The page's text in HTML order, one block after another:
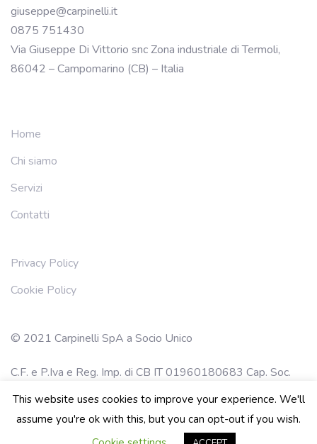
giuseppe@carpinelli.it
0875 751430
Via Giuseppe Di Vittorio snc Zona industriale di Termoli,
86042 – Campomarino (CB) – Italia
Home
Chi siamo
Servizi
Contatti
Privacy Policy
Cookie Policy
© 2021 Carpinelli SpA a Socio Unico
C.F. e P.Iva e Reg. Imp. di CB IT 01960180683 Cap. Soc.
Euro 700.000,00 I.V.
This website uses cookies to improve your experience. We'll
assume you're ok with this, but you can opt-out if you wish.